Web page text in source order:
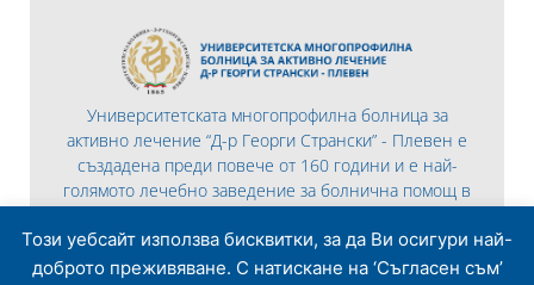
Този уебсайт използва бисквитки, за да Ви осигури най-
доброто преживяване. С натискане на ‘Съгласен съм’
Университетската многопрофилна болница за
активно лечение “Д-р Георги Странски” - Плевен е
създадена преди повече от 160 години и е най-
голямото лечебно заведение за болнична помощ в